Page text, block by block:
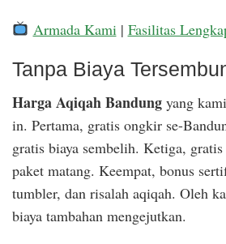
Armada Kami | Fasilitas
Tanpa Biaya
Harga Aqiqah Bandung yang
in. Pertama, gratis ongkir se-
gratis biaya sembelih. Ketiga,
paket matang. Keempat, bonus
tumbler, dan risalah aqiqah. Oleh
biaya tambahan mengejutkan.